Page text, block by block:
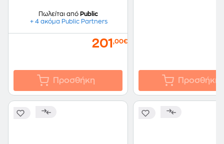
Πωλείται από Public
+ 4 ακόμα Public Partners
201 ,00€
Προσθήκη Προσθήκη